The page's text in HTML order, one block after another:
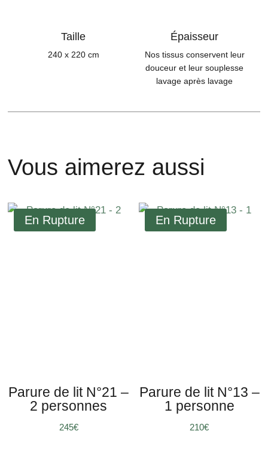
Taille
240 x 220 cm
Épaisseur
Nos tissus conservent leur
douceur et leur souplesse
lavage après lavage
Vous aimerez aussi
Parure de lit N°21 –
2 personnes
245€
Parure de lit N°13 –
1 personne
210€